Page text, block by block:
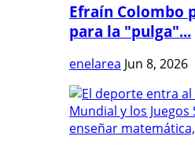
Efraín Colombo
para la "pulga"...
enelarea Jun 8, 2026